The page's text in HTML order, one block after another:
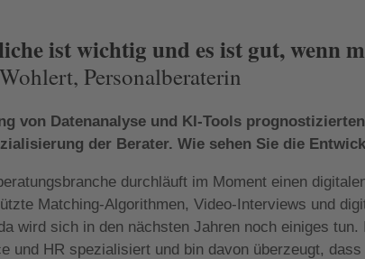
ist wichtig und es ist gut, wenn
Personalberaterin
von Datenanalyse und KI-Tools
der Berater. Wie sehen Sie die
durchläuft im Moment einen
Matching-Algorithmen, Video-Interviews und
wird sich in den nächsten Jahren noch einiges
und HR spezialisiert und bin davon überzeugt, dass